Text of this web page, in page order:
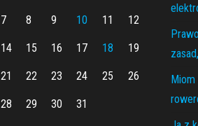
7 8 9 10 11 12
14 15 16 17 18 19
21 22 23 24 25 26
28 29 30 31
Miom